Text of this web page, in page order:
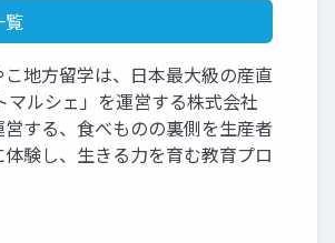
覧
地方留学は、日本最大級の産直
マルシェ」を運営する株式会社
する、食べものの裏側を生産者
験し、生きる力を育む教育プロ